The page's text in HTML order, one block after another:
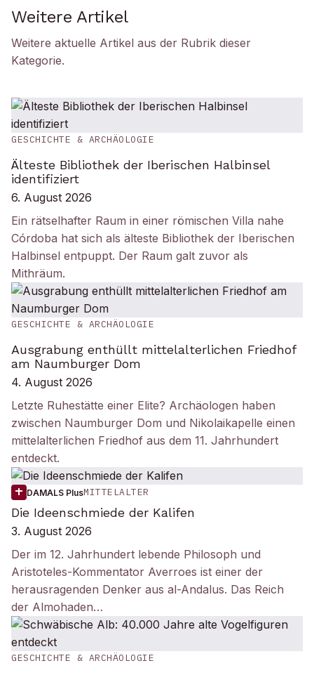
Weitere Artikel
Weitere aktuelle Artikel aus der Rubrik dieser
Kategorie.
GESCHICHTE & ARCHÄOLOGIE
Älteste Bibliothek der Iberischen Halbinsel
identifiziert
6. August 2026
Ein rätselhafter Raum in einer römischen Villa nahe
Córdoba hat sich als älteste Bibliothek der Iberischen
Halbinsel entpuppt. Der Raum galt zuvor als
Mithräum.
GESCHICHTE & ARCHÄOLOGIE
Ausgrabung enthüllt mittelalterlichen Friedhof
am Naumburger Dom
4. August 2026
Letzte Ruhestätte einer Elite? Archäologen haben
zwischen Naumburger Dom und Nikolaikapelle einen
mittelalterlichen Friedhof aus dem 11. Jahrhundert
entdeckt.
DAMALS PlusMITTELALTER
Die Ideenschmiede der Kalifen
3. August 2026
Der im 12. Jahrhundert lebende Philosoph und
Aristoteles-Kommentator Averroes ist einer der
herausragenden Denker aus al-Andalus. Das Reich
der Almohaden…
GESCHICHTE & ARCHÄOLOGIE